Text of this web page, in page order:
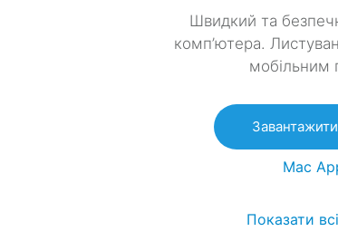
Швидкий та
комп’ютера.
мобільним
Mac
Показати